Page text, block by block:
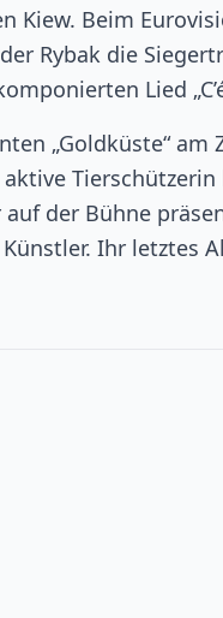
Kiew. Beim
Rybak die
Lied
„Goldküste“
der Bühne
Ihr letztes